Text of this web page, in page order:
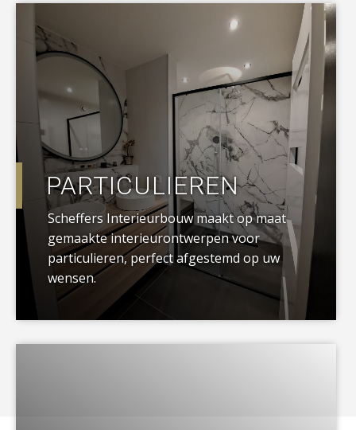
PARTICULIEREN
Scheffers Interieurbouw maakt op maat
gemaakte interieurontwerpen voor
particulieren, perfect afgestemd op uw
wensen.